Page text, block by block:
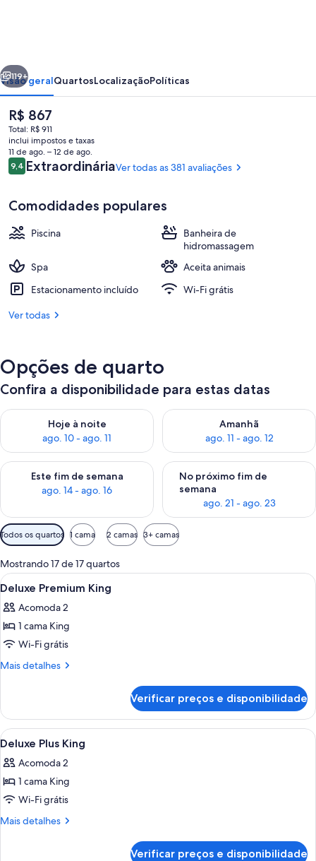
Transamerica
Collection
Terraço na cobertura
Próximo
119+
Visão geralQuartosLocalizaçãoPolíticas
O
preço
atual
é
R$ 867
R$ 867
Total: R$ 911
inclui impostos e taxas
11 de ago. – 12 de ago.
Avaliações
9,49,4 de 10
ExtraordináriaVer todas as 381 avaliações
Comodidades populares
Piscina
Banheira de
hidromassagem
Spa
Aceita animais
Estacionamento incluído
Wi-Fi grátis
Ver todas
Opções de quarto
Confira a disponibilidade para estas datas
Hoje à noite
ago. 10 - ago. 11
Verifica a disponibilidade para esta noite, ago. 10 - ago. 11
Amanhã
ago. 11 - ago. 12
Verifica a disponibilidade para
Este fim de semana
ago. 14 - ago. 16
Verifica a disponibilidade para este fim de semana, ago. 14 -
No próximo fim de
semana
ago. 21 - ago. 23
Verifica a disponibilidade
Filtros
disponíveis
para
os
quartos
Todos os quartos 1 cama 2 camas 3+ camas
Mostrando 17 de 17 quartos
Carrega
todas
as
fotos
de
Deluxe
Quarto de hotel com uma cama
9
Deluxe Premium King
Acomoda 2
1 cama King
Wi-Fi grátis
Mais detalhes
Mais
Premium
King
Verificar preços e disponibilidade
Carrega
todas
as
fotos
de
Deluxe
Quarto de hotel com cama, uma
3
Deluxe Plus King
Acomoda 2
1 cama King
Wi-Fi grátis
Mais detalhes
Mais
Verificar preços e disponibilidade